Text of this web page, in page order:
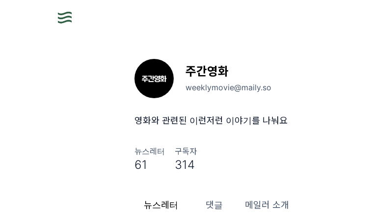
주간영화
weeklymovie@maily.so
영화와 관련된 이런저런 이야기를 나눠요
뉴스레터
61
구독자
314
뉴스레터 댓글 메일러 소개